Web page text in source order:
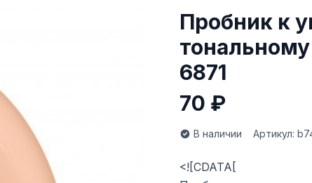
Пробник к
6871
70 ₽
В наличии Артикул:
<![CDATA[